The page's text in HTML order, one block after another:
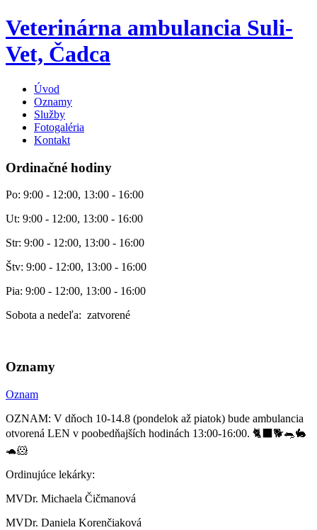
Veterinárna ambulancia Suli-
Vet, Čadca
Úvod
Oznamy
Služby
Fotogaléria
Kontakt
Ordinačné hodiny
Po: 9:00 - 12:00, 13:00 - 16:00
Ut: 9:00 - 12:00, 13:00 - 16:00
Str: 9:00 - 12:00, 13:00 - 16:00
Štv: 9:00 - 12:00, 13:00 - 16:00
Pia: 9:00 - 12:00, 13:00 - 16:00
Sobota a nedeľa: zatvorené
Oznamy
Oznam
OZNAM: V dňoch 10-14.8 (pondelok až piatok) bude ambulancia
otvorená LEN v poobedňajších hodinách 13:00-16:00. 🐈‍⬛🐕🐀🐇
🐢🐹
Ordinujúce lekárky:
MVDr. Michaela Čičmanová
MVDr. Daniela Korenčiaková